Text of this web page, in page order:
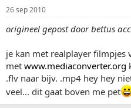
26 sep 2010
origineel gepost door bettus
je kan met realplayer filmpjes
met www.mediaconverter.org
.flv naar bijv. .mp4 hey hey
veel... dit gaat boven me pet